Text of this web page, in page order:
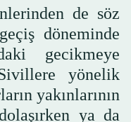
de söz
döneminde
gecikmeye
yönelik
yakınlarının
ya da